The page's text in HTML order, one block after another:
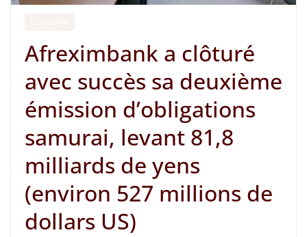
Afreximbank a clôturé
avec succès sa deuxième
émission d’obligations
samurai, levant 81,8
milliards de yens
(environ 527 millions de
dollars US)